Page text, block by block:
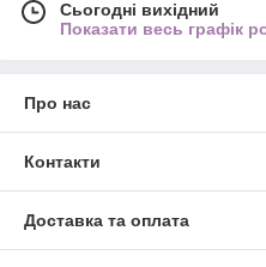
Сьогодні вихідний
Показати весь графік
Про нас
Контакти
Доставка та оплата